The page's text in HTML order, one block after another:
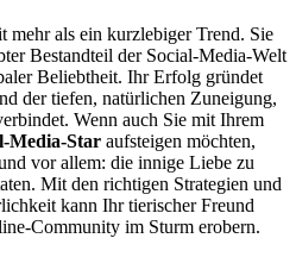
mehr als ein kurzlebiger Trend. Sie
Bestandteil der Social-Media-Welt
Beliebtheit. Ihr Erfolg gründet
der tiefen, natürlichen Zuneigung,
Wenn auch Sie mit Ihrem
Media-Star aufsteigen möchten,
vor allem: die innige Liebe zu
Mit den richtigen Strategien und
kann Ihr tierischer Freund
Community im Sturm erobern.